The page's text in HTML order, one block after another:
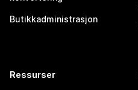
Butikkadministrasjon
Ressurser